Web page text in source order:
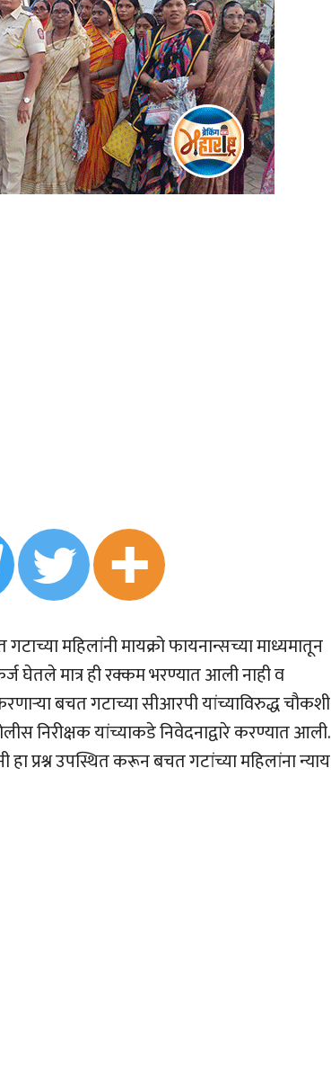
महिलांनी मायक्रो फायनान्सच्या माध्यमातून
घेतले मात्र ही रक्कम भरण्यात आली नाही व
बचत गटाच्या सीआरपी यांच्याविरुद्ध चौकशी
निरीक्षक यांच्याकडे निवेदनाद्वारे करण्यात आली.
प्रश्न उपस्थित करून बचत गटांच्या महिलांना न्याय